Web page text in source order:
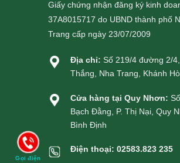
Giấy chứng nhận đăng ký kinh
37A8015717 do UBND thành phố
Trang cấp ngày 23/07/2009
Địa chỉ: Số 219/4 đường 2/4,
Thắng, Nha Trang, Khánh
Cửa hàng tại Quy Nhơn:
Bạch Đằng, P. Thị Nại, Quy
Bình Định
Điện thoại: 02583.823 235
Gọi điện